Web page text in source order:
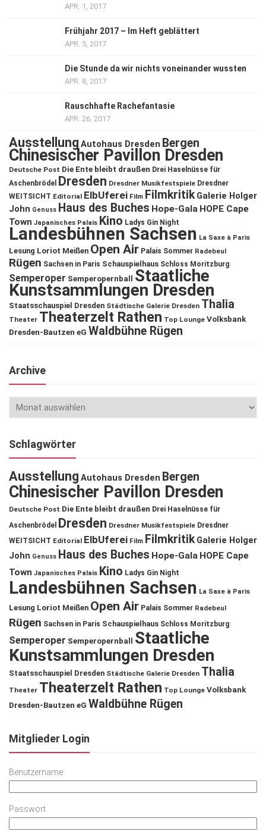
APR. 1, 2017
Frühjahr 2017 – Im Heft geblättert
APR. 5, 2017
Die Stunde da wir nichts voneinander wussten
APR. 8, 2017
Rauschhafte Rachefantasie
APR. 26, 2017
Ausstellung Autohaus Dresden Bergen
Chinesischer Pavillon Dresden
Deutsche Post Die Ente bleibt draußen Drei Haselnüsse für
Aschenbrödel
Dresden Dresdner Musikfestspiele Dresdner
WEITSICHT Editorial ElbUferei Film Filmkritik Galerie Holger
John Genuss Haus des Buches Hope-Gala HOPE Cape
Town Japanisches Palais Kino Ladys Gin Night
Landesbühnen Sachsen La Saxe à Paris
Lesung Loriot Meißen Open Air Palais Sommer Radebeul
Rügen Sachsen in Paris Schauspielhaus Schloss Moritzburg
Semperoper Semperopernball Staatliche
Kunstsammlungen Dresden
Staatsschauspiel Dresden Städtische Galerie Dresden Thalia
Theater Theaterzelt Rathen Top Lounge Volksbank
Dresden-Bautzen eG Waldbühne Rügen
Archive
Schlagwörter
Ausstellung Autohaus Dresden Bergen
Chinesischer Pavillon Dresden
Deutsche Post Die Ente bleibt draußen Drei Haselnüsse für
Aschenbrödel
Dresden Dresdner Musikfestspiele Dresdner
WEITSICHT Editorial ElbUferei Film Filmkritik Galerie Holger
John Genuss Haus des Buches Hope-Gala HOPE Cape
Town Japanisches Palais Kino Ladys Gin Night
Landesbühnen Sachsen La Saxe à Paris
Lesung Loriot Meißen Open Air Palais Sommer Radebeul
Rügen Sachsen in Paris Schauspielhaus Schloss Moritzburg
Semperoper Semperopernball
Staatliche
Kunstsammlungen Dresden
Staatsschauspiel Dresden Städtische Galerie Dresden Thalia
Theater Theaterzelt Rathen Top Lounge Volksbank
Dresden-Bautzen eG Waldbühne Rügen
Mitglieder Login
Benutzername
Passwort